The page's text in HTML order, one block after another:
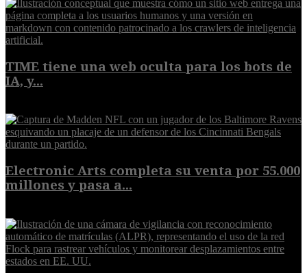
TIME tiene una web oculta para los bots de
IA, y...
Electronic Arts completa su venta por 55.000
millones y pasa a...